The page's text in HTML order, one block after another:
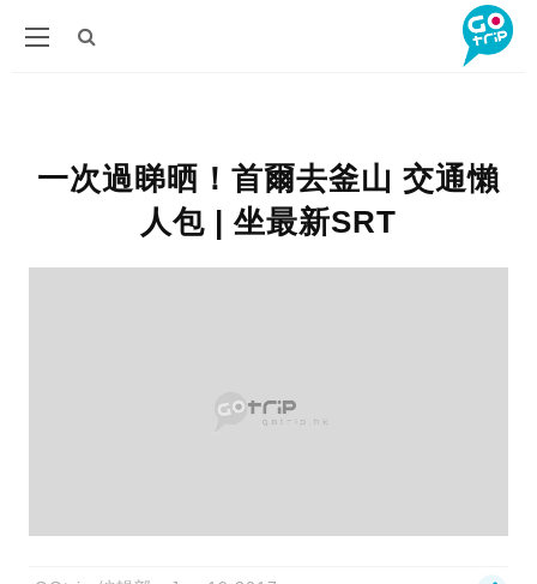
一次過睇晒！首爾去釜山 交通懶
人包 | 坐最新SRT